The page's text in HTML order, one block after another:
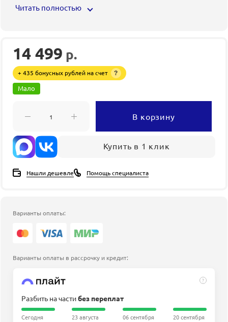
Читать полностью
14 499 р.
+ 435 бонусных рублей на счет ?
Мало
В корзину
Купить в 1 клик
Нашли дешевле Помощь специалиста
Варианты оплаты:
Варианты оплаты в рассрочку и кредит:
?
Разбить на частибез переплат
Сегодня 23 августа 06 сентября 20 сентября